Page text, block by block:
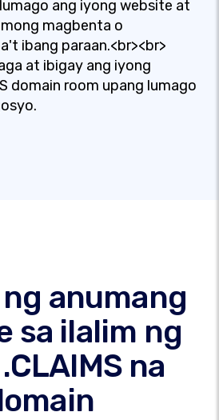
ang iyong website at
magbenta o
ibang paraan.<br><br>
at ibigay ang iyong
domain room upang lumago
anumang
sa ilalim ng
na